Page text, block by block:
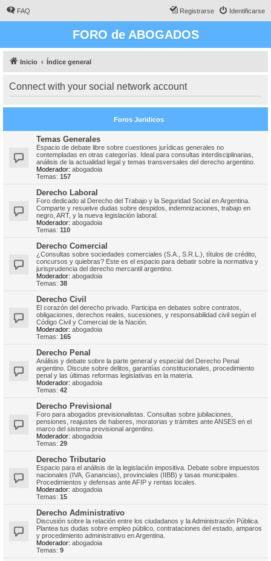
FAQ Identificarse
Registrarse
FORO de ABOGADOS
Inicio Índice general
Connect with your social network account
Foros Juridicos
Temas Generales
Espacio de debate libre sobre cuestiones jurídicas generales no
contempladas en otras categorías. Ideal para consultas interdisciplinarias,
análisis de la actualidad legal y temas transversales del derecho argentino.
Moderador: abogadoia
Temas: 157
Derecho Laboral
Foro dedicado al Derecho del Trabajo y la Seguridad Social en Argentina.
Comparte y resuelve dudas sobre despidos, indemnizaciones, trabajo en
negro, ART, y la nueva legislación laboral.
Moderador: abogadoia
Temas: 110
Derecho Comercial
¿Consultas sobre sociedades comerciales (S.A., S.R.L.), títulos de crédito,
concursos y quiebras? Este es el espacio para debatir sobre la normativa y
jurisprudencia del derecho mercantil argentino.
Moderador: abogadoia
Temas: 38
Derecho Civil
El corazón del derecho privado. Participa en debates sobre contratos,
obligaciones, derechos reales, sucesiones, y responsabilidad civil según el
Código Civil y Comercial de la Nación.
Moderador: abogadoia
Temas: 165
Derecho Penal
Análisis y debate sobre la parte general y especial del Derecho Penal
argentino. Discute sobre delitos, garantías constitucionales, procedimiento
penal y las últimas reformas legislativas en la materia.
Moderador: abogadoia
Temas: 42
Derecho Previsional
Foro para abogados previsionalistas. Consultas sobre jubilaciones,
pensiones, reajustes de haberes, moratorias y trámites ante ANSES en el
marco del sistema previsional argentino.
Moderador: abogadoia
Temas: 29
Derecho Tributario
Espacio para el análisis de la legislación impositiva. Debate sobre impuestos
nacionales (IVA, Ganancias), provinciales (IIBB) y tasas municipales.
Procedimientos y defensas ante AFIP y rentas locales.
Moderador: abogadoia
Temas: 15
Derecho Administrativo
Discusión sobre la relación entre los ciudadanos y la Administración Pública.
Plantea tus dudas sobre empleo público, contrataciones del estado, amparos
y procedimiento administrativo en Argentina.
Moderador: abogadoia
Temas: 9